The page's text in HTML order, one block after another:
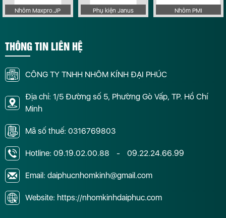
Nhôm Maxpro.JP Phụ kiện Janus Nhôm PMI
THÔNG TIN LIÊN HỆ
CÔNG TY TNHH NHÔM KÍNH ĐẠI PHÚC
Địa chỉ: 1/5 Đường số 5, Phường Gò Vấp, TP. Hồ Chí
Minh
Mã số thuế: 0316769803
Hotline: 09.19.02.00.88 - 09.22.24.66.99
Email: daiphucnhomkinh@gmail.com
Website: https://nhomkinhdaiphuc.com